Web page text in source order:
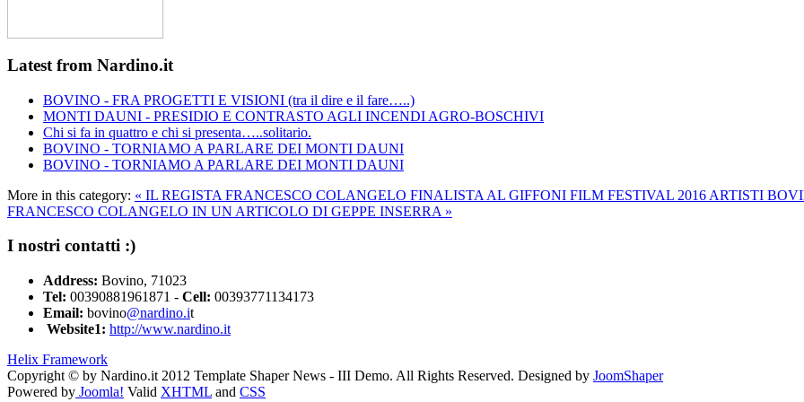
Latest from Nardino.it
BOVINO - FRA PROGETTI E VISIONI (tra il dire e il fare…..)
MONTI DAUNI - PRESIDIO E CONTRASTO AGLI INCENDI AGRO-BOSCHIVI
Chi si fa in quattro e chi si presenta…..solitario.
BOVINO - TORNIAMO A PARLARE DEI MONTI DAUNI
BOVINO - TORNIAMO A PARLARE DEI MONTI DAUNI
More in this category: « IL REGISTA FRANCESCO COLANGELO FINALISTA AL GIFFONI FILM FESTIVAL 2016 ARTISTI
FRANCESCO COLANGELO IN UN ARTICOLO DI GEPPE INSERRA »
I nostri contatti :)
Address: Bovino, 71023
Tel: 00390881961871 - Cell: 00393771134173
Email: bovino@nardino.it
Website1: http://www.nardino.it
Helix Framework
Copyright © by Nardino.it 2012 Template Shaper News - III Demo. All Rights Reserved. Designed by JoomShaper
Powered by Joomla! Valid XHTML and CSS